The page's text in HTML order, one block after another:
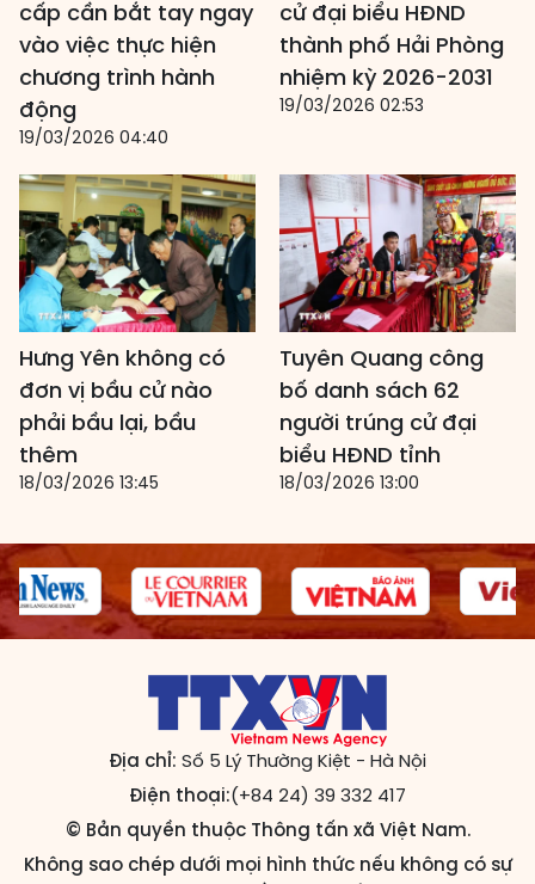
cấp cần bắt tay ngay
vào việc thực hiện
chương trình hành
động
19/03/2026 04:40
cử đại biểu HĐND
thành phố Hải Phòng
nhiệm kỳ 2026-2031
19/03/2026 02:53
Hưng Yên không có
đơn vị bầu cử nào
phải bầu lại, bầu
thêm
18/03/2026 13:45
Tuyên Quang công
bố danh sách 62
người trúng cử đại
biểu HĐND tỉnh
18/03/2026 13:00
Địa chỉ: Số 5 Lý Thường Kiệt - Hà Nội
Điện thoại:(+84 24) 39 332 417
© Bản quyền thuộc Thông tấn xã Việt Nam.
Không sao chép dưới mọi hình thức nếu không có sự